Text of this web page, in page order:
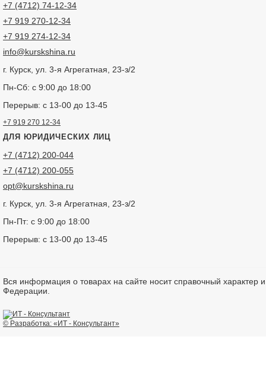
+7 (4712) 74-12-34
+7 919 270-12-34
+7 919 274-12-34
info@kurskshina.ru
г. Курск, ул. 3-я Агрегатная, 23-з/2
Пн-Сб: с 9:00 до 18:00
Перерыв: с 13-00 до 13-45
+7 919 270 12-34
ДЛЯ ЮРИДИЧЕСКИХ ЛИЦ
+7 (4712) 200-044
+7 (4712) 200-055
opt@kurskshina.ru
г. Курск, ул. 3-я Агрегатная, 23-з/2
Пн-Пт: с 9:00 до 18:00
Перерыв: с 13-00 до 13-45
Вся информация о товарах на сайте носит справочный характер
Федерации.
© Разработка: «ИТ - Консультант»